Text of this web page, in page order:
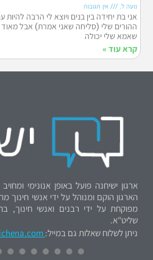
נועה ל. אין תגובות
אני בת יחידה בין בנים ויוצא לי הרבה
ההורים שלי (סליחה שאני אמרת) אבל מאוד
שאמא שלי יכולה
קרא עוד »
ארגון ישיחנה פועל באופן אנונימי
הארגון הוקם ומנוהל על ידי אנשי חינוך
מפוקחת על ידי רבנים ואנשי חינוך,
שליט"א.
ניתן לשלוח שאלות גם במייל: